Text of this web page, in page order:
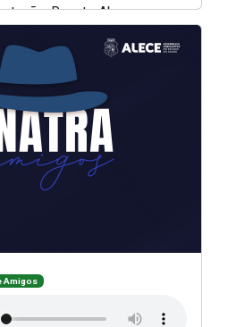
Renato Abreu.
nova janela)
Amigos